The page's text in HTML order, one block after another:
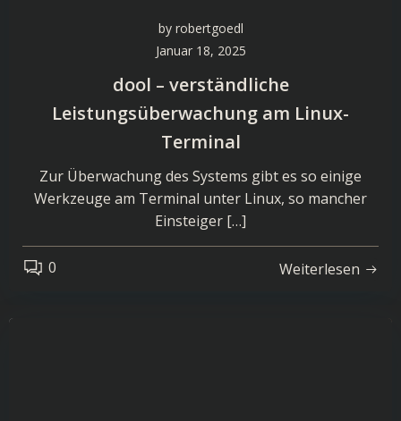
by robertgoedl
Januar 18, 2025
dool – verständliche
Leistungsüberwachung am Linux-
Terminal
Zur Überwachung des Systems gibt es so einige
Werkzeuge am Terminal unter Linux, so mancher
Einsteiger […]
0 Weiterlesen